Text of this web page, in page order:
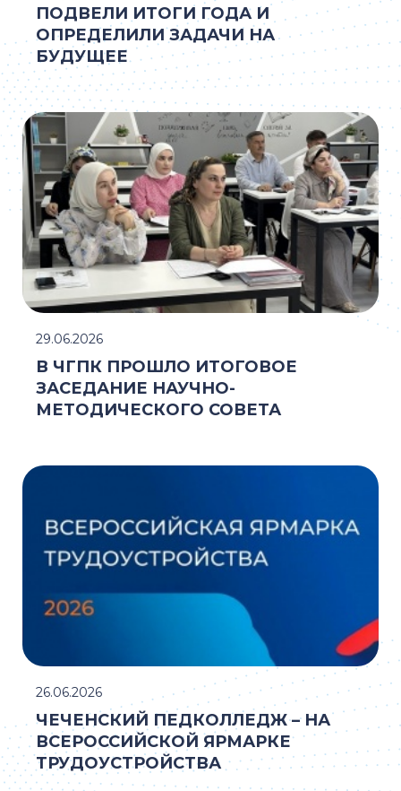
ПОДВЕЛИ ИТОГИ ГОДА И
ОПРЕДЕЛИЛИ ЗАДАЧИ НА
БУДУЩЕЕ
В ЧГПК ПРОШЛО ИТОГОВОЕ
ЗАСЕДАНИЕ НАУЧНО-
МЕТОДИЧЕСКОГО СОВЕТА
29.06.2026
ЧЕЧЕНСКИЙ ПЕДКОЛЛЕДЖ – НА
ВСЕРОССИЙСКОЙ ЯРМАРКЕ
ТРУДОУСТРОЙСТВА
26.06.2026